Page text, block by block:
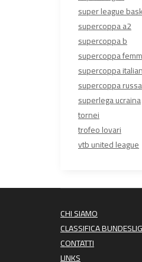
super league
supercoppa a2
supercoppa b
supercoppa
supercoppa
supercoppa russa
superlega ucraina
tornei
trofeo lovari
vtb united league
CHI SIAMO
CLASSIFICA
CONTATTI
LINKS